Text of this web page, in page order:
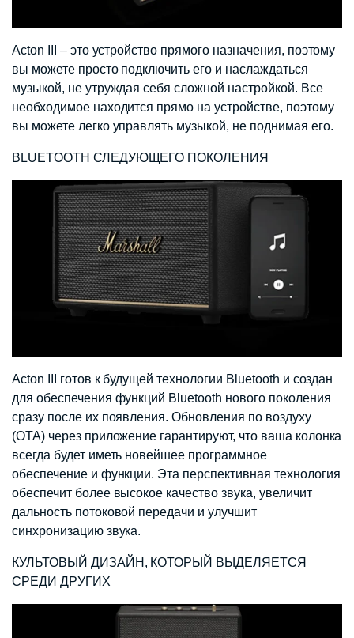
Acton III – это устройство прямого назначения, поэтому
вы можете просто подключить его и наслаждаться
музыкой, не утруждая себя сложной настройкой. Все
необходимое находится прямо на устройстве, поэтому
вы можете легко управлять музыкой, не поднимая его.
BLUETOOTH СЛЕДУЮЩЕГО ПОКОЛЕНИЯ
Acton III готов к будущей технологии Bluetooth и создан
для обеспечения функций Bluetooth нового поколения
сразу после их появления. Обновления по воздуху
(OTA) через приложение гарантируют, что ваша колонка
всегда будет иметь новейшее программное
обеспечение и функции. Эта перспективная технология
обеспечит более высокое качество звука, увеличит
дальность потоковой передачи и улучшит
синхронизацию звука.
КУЛЬТОВЫЙ ДИЗАЙН, КОТОРЫЙ ВЫДЕЛЯЕТСЯ
СРЕДИ ДРУГИХ